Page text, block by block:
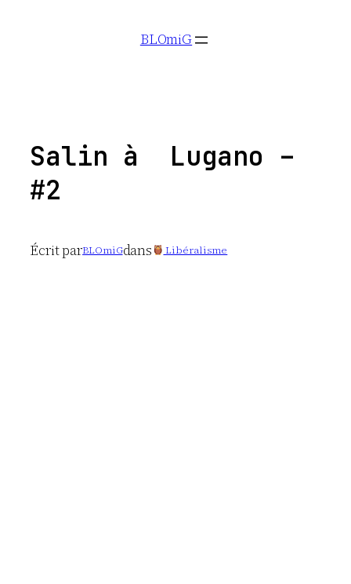
BLOmiG
Salin à Lugano –
#2
Écrit parBLOmiGdans Libéralisme